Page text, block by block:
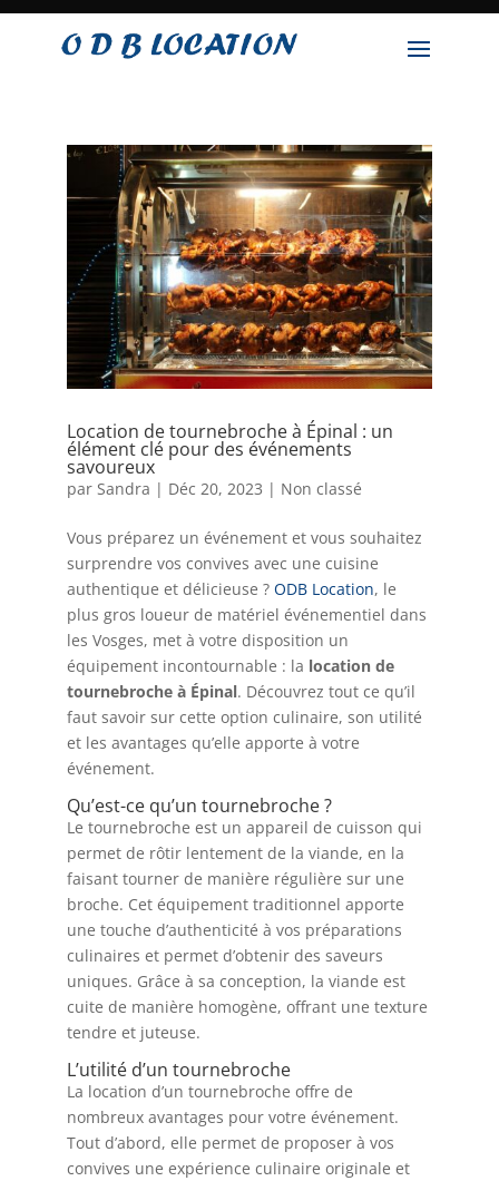
Location de tournebroche à Épinal : un
élément clé pour des événements
savoureux
par Sandra | Déc 20, 2023 | Non classé
Vous préparez un événement et vous souhaitez
surprendre vos convives avec une cuisine
authentique et délicieuse ? ODB Location, le
plus gros loueur de matériel événementiel dans
les Vosges, met à votre disposition un
équipement incontournable : la location de
tournebroche à Épinal. Découvrez tout ce qu’il
faut savoir sur cette option culinaire, son utilité
et les avantages qu’elle apporte à votre
événement.
Qu’est-ce qu’un tournebroche ?
Le tournebroche est un appareil de cuisson qui
permet de rôtir lentement de la viande, en la
faisant tourner de manière régulière sur une
broche. Cet équipement traditionnel apporte
une touche d’authenticité à vos préparations
culinaires et permet d’obtenir des saveurs
uniques. Grâce à sa conception, la viande est
cuite de manière homogène, offrant une texture
tendre et juteuse.
L’utilité d’un tournebroche
La location d’un tournebroche offre de
nombreux avantages pour votre événement.
Tout d’abord, elle permet de proposer à vos
convives une expérience culinaire originale et